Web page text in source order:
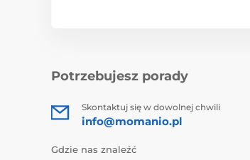
Potrzebujesz porady
Skontaktuj się w dowolnej chwili
info@momanio.pl
Gdzie nas znaleźć